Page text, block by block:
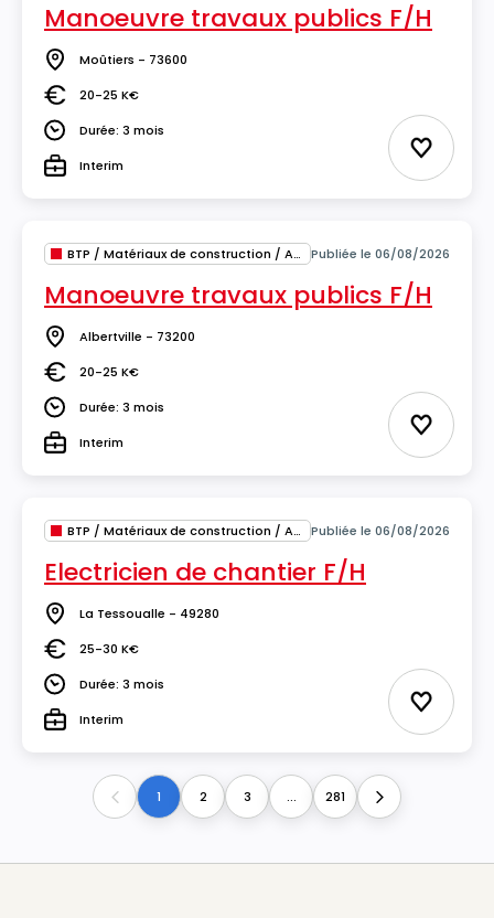
Manoeuvre travaux publics F/H
Lieu Moûtiers - 73600
Salaire20-25 K€
DuréeDurée: 3 mois
TypeInterim Ajouter
BTP / Matériaux de construction / Architecture Publiée le 06/08/2026
Manoeuvre travaux publics F/H
Lieu Albertville - 73200
Salaire20-25 K€
DuréeDurée: 3 mois
TypeInterim Ajouter
BTP / Matériaux de construction / Architecture Publiée le 06/08/2026
Electricien de chantier F/H
Lieu La Tessoualle - 49280
Salaire25-30 K€
DuréeDurée: 3 mois
TypeInterim Ajouter
Previous1 2 3 ... 281 Next